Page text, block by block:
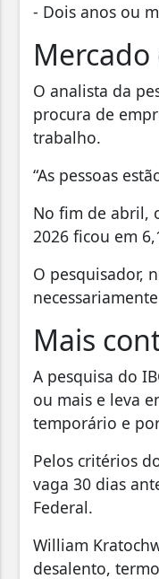
- Dois anos ou
O analista da
procura de
trabalho.
“As pessoas
No fim de abril,
2026 ficou em
O pesquisador,
Mais
A pesquisa do
ou mais e leva
temporário e
Pelos critérios
vaga 30 dias
Federal.
William
desalento,